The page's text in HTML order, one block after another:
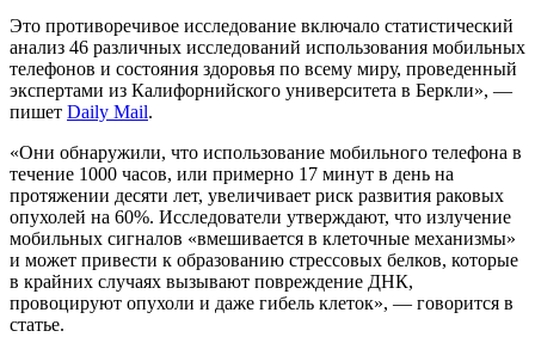
Это противоречивое исследование включало статистический
анализ 46 различных исследований использования мобильных
телефонов и состояния здоровья по всему миру, проведенный
экспертами из Калифорнийского университета в Беркли», —
пишет Daily Mail.
«Они обнаружили, что использование мобильного телефона в
течение 1000 часов, или примерно 17 минут в день на
протяжении десяти лет, увеличивает риск развития раковых
опухолей на 60%. Исследователи утверждают, что излучение
мобильных сигналов «вмешивается в клеточные механизмы»
и может привести к образованию стрессовых белков, которые
в крайних случаях вызывают повреждение ДНК,
провоцируют опухоли и даже гибель клеток», — говорится в
статье.